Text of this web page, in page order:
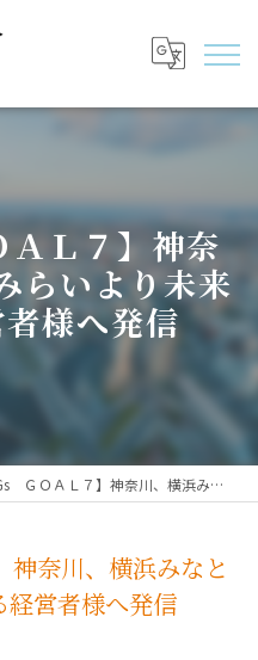
Ｌ７】神奈
らいより未来
様へ発信
Ｌ７】神奈川、横浜みなとみらいより未来をつくる経営者様へ発信
奈川、横浜みなと
経営者様へ発信